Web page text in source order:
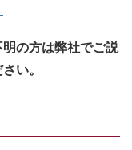
明の方は弊社でご説
い。